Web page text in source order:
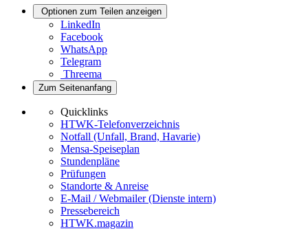
Optionen zum Teilen anzeigen
LinkedIn
Facebook
WhatsApp
Telegram
Threema
Zum Seitenanfang
Quicklinks
HTWK-Telefonverzeichnis
Notfall (Unfall, Brand, Havarie)
Mensa-Speiseplan
Stundenpläne
Prüfungen
Standorte & Anreise
E-Mail / Webmailer (Dienste intern)
Pressebereich
HTWK.magazin